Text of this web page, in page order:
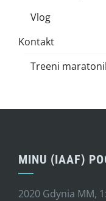
Vlog
Kontakt
Treeni
MINU (IAAF)
2020 Gdynia MM,